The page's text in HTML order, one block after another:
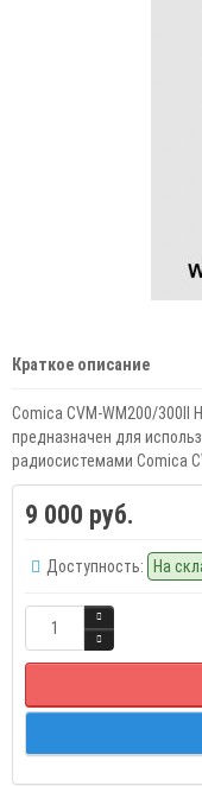
Краткое описание
Comica CVM-WM200/300II
предназначен для
радиосистемами Comica
9 000 руб.
Доступность: На